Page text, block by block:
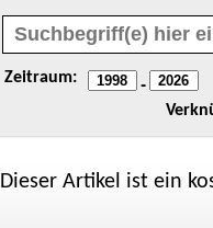
Zeitraum: -
Dieser Artikel ist ein